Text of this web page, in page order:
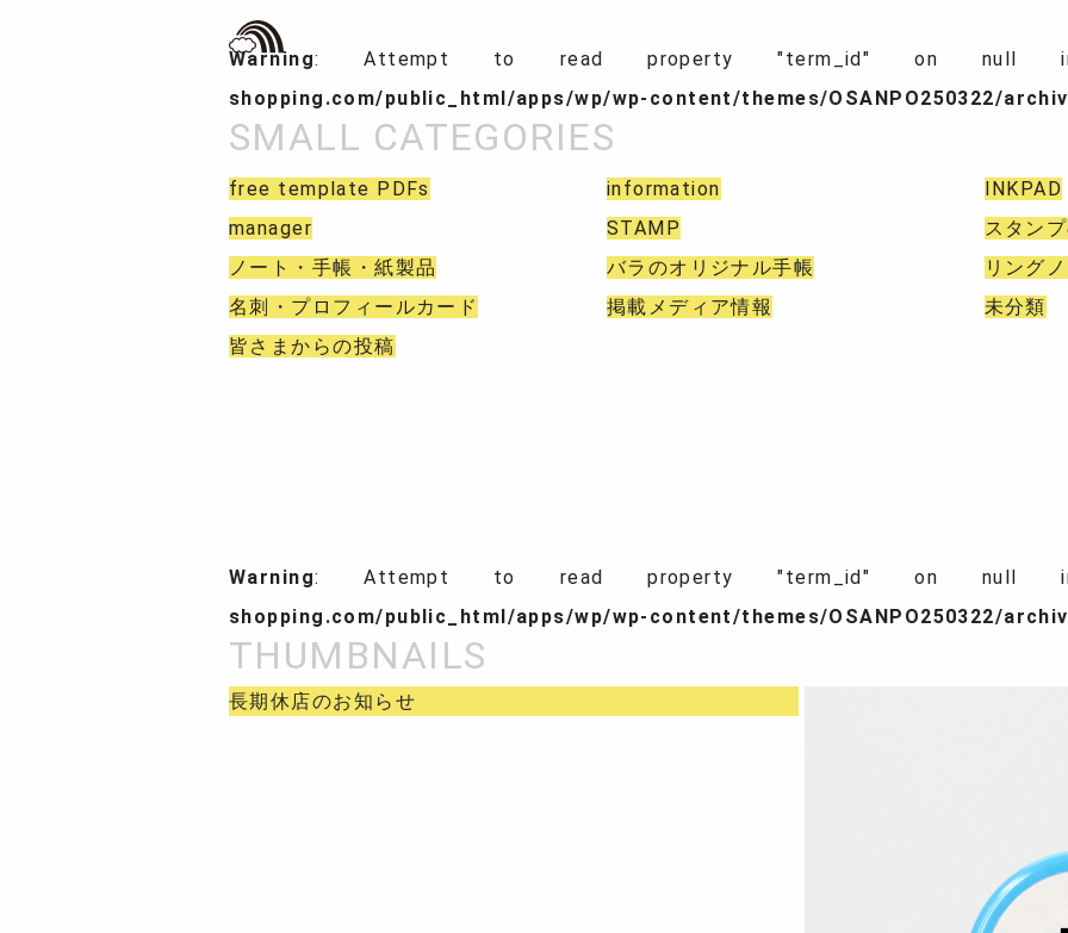
Warning: Attempt to read property "term_id" on
shopping.com/public_html/apps/wp/wp-content/themes/OSANPO250322/
free template PDFs information
INKPAD
manager
STAMP
スタン
ノート・手帳・紙製品
バラのオリジナル手帳
リング
名刺・プロフィールカード
掲載メディア情報
未分類
皆さまからの投稿
Warning: Attempt to read property "term_id" on
shopping.com/public_html/apps/wp/wp-content/themes/OSANPO250322/
長期休店のお知らせ